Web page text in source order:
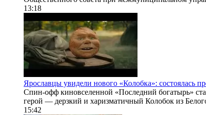
13:18
Ярославцы увидели нового «Колобка»: состоялась
Спин-офф киновселенной «Последний богатырь»
герой — дерзкий и харизматичный Колобок из
15:42